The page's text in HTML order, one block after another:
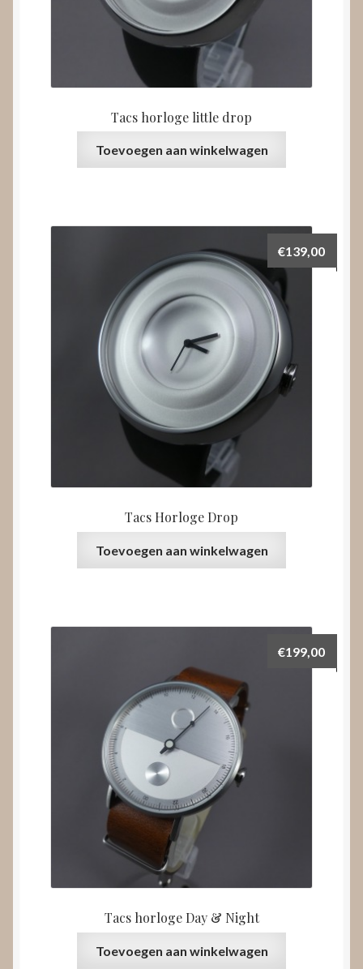
Tacs horloge little drop
Toevoegen aan winkelwagen
Tacs Horloge Drop
€139,00
Toevoegen aan winkelwagen
Tacs horloge Day & Night
€199,00
Toevoegen aan winkelwagen